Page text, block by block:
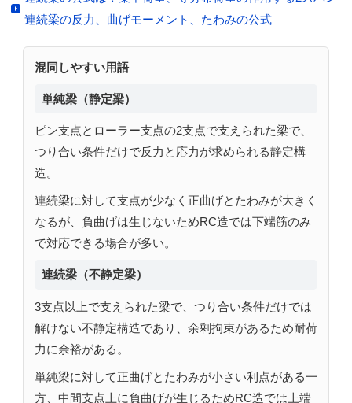
連続梁の反力、曲げモーメント、たわみの公式
混同しやすい用語
単純梁（静定梁）
ピン支点とローラー支点の2支点で支えられた梁で、
つり合い条件だけで反力と応力が求められる静定構
造。
連続梁に対して支点が少なく正曲げとたわみが大きく
なるが、負曲げは生じないためRC造では下端筋のみ
で対応できる場合が多い。
連続梁（不静定梁）
3支点以上で支えられた梁で、つり合い条件だけでは
解けない不静定構造であり、余剰拘束があるため耐荷
力に余裕がある。
単純梁に対して正曲げとたわみが小さい利点がある一
方、中間支点上に負曲げが生じるためRC造では上端